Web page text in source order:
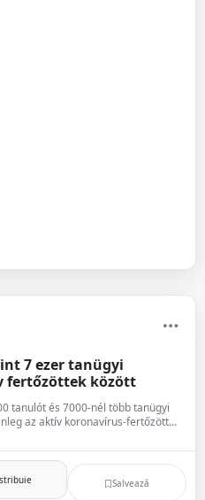
7 ezer tanügyi
fertőzöttek között
tanulót és 7000-nél több tanügyi
az aktív koronavírus-fertőzött...
Salvează